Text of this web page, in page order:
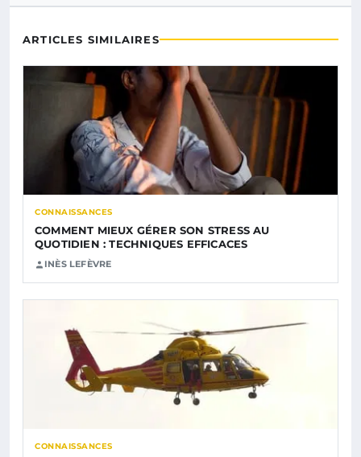
ARTICLES SIMILAIRES
CONNAISSANCES
COMMENT MIEUX GÉRER SON STRESS AU
QUOTIDIEN : TECHNIQUES EFFICACES
INÈS LEFÈVRE
CONNAISSANCES